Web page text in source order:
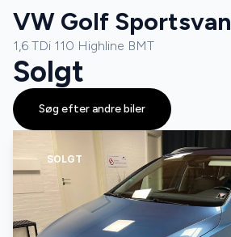
SOLGT
VW Golf Sportsvan
1,6 TDi 110 Highline BMT
Solgt
Søg efter andre biler